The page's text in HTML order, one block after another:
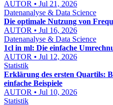
AUTOR • Jul 21, 2026
Datenanalyse & Data Science
Die optimale Nutzung von
AUTOR • Jul 16, 2026
Datenanalyse & Data Science
1cl in ml: Die einfache
AUTOR • Jul 12, 2026
Statistik
Erklärung des ersten Quartils:
einfache Beispiele
AUTOR • Jul 10, 2026
Statistik